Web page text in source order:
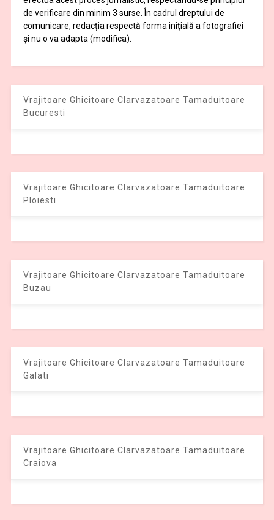
de verificare din minim 3 surse. În cadrul dreptului de
comunicare, redacția respectă forma inițială a fotografiei
și nu o va adapta (modifica).
Vrajitoare Ghicitoare Clarvazatoare Tamaduitoare
Bucuresti
Vrajitoare Ghicitoare Clarvazatoare Tamaduitoare
Ploiesti
Vrajitoare Ghicitoare Clarvazatoare Tamaduitoare
Buzau
Vrajitoare Ghicitoare Clarvazatoare Tamaduitoare
Galati
Vrajitoare Ghicitoare Clarvazatoare Tamaduitoare
Craiova